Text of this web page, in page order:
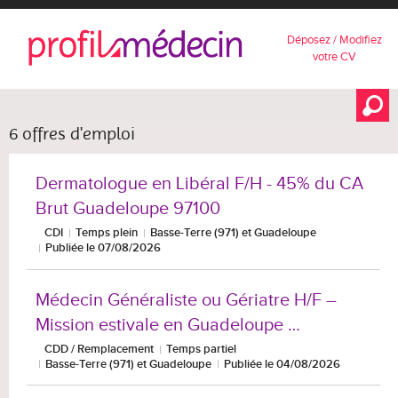
Déposez / Modifiez
votre CV
6 offres d'emploi
Dermatologue en Libéral F/H - 45% du CA
Brut Guadeloupe 97100
CDI Temps plein
Basse-Terre (971) et Guadeloupe
Publiée le 07/08/2026
Médecin Généraliste ou Gériatre H/F –
Mission estivale en Guadeloupe …
CDD / Remplacement
Temps partiel
Basse-Terre (971) et Guadeloupe
Publiée le 04/08/2026